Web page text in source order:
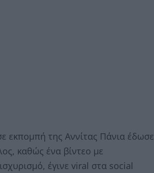
εκπομπή της Αννίτας Πάνια έδωσε
καθώς ένα βίντεο με
έγινε viral στα social